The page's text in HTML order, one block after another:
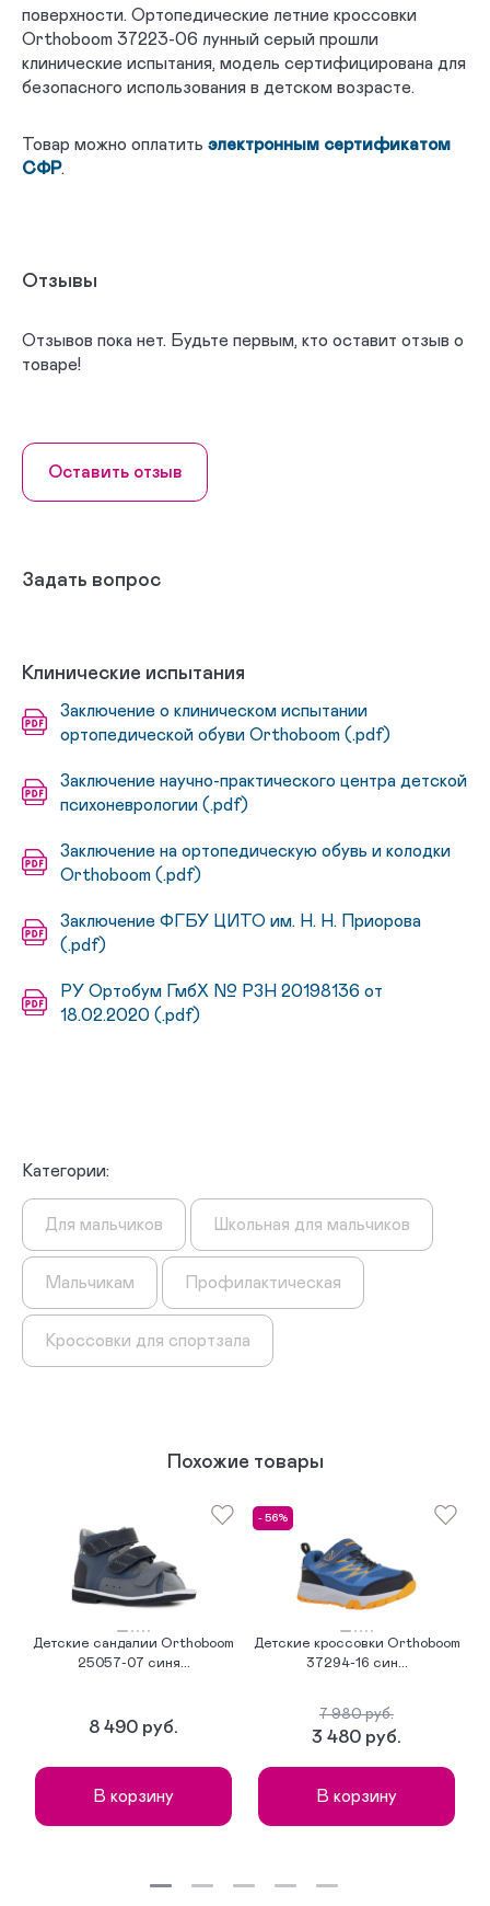
поверхности. Ортопедические летние кроссовки
Orthoboom 37223-06 лунный серый прошли
клинические испытания, модель сертифицирована для
безопасного использования в детском возрасте.
Товар можно оплатить электронным сертификатом
СФР.
Отзывы
Отзывов пока нет. Будьте первым, кто оставит отзыв о
товаре!
Оставить отзыв
Задать вопрос
Клинические испытания
Заключение о клиническом испытании
ортопедической обуви Orthoboom (.pdf)
Заключение научно-практического центра детской
психоневрологии (.pdf)
Заключение на ортопедическую обувь и колодки
Orthoboom (.pdf)
Заключение ФГБУ ЦИТО им. Н. Н. Приорова
(.pdf)
РУ Ортобум ГмбХ № РЗН 20198136 от
18.02.2020 (.pdf)
Категории:
Для мальчиков Школьная для мальчиков
Мальчикам Профилактическая
Кроссовки для спортзала
Похожие товары
Детские сандалии Orthoboom
25057-07 синя...
8 490 руб.
В корзину
- 56%
Детские кроссовки Orthoboom
37294-16 син...
7 980 руб.
3 480 руб.
В корзину